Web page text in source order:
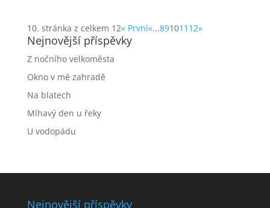
10. stránka z celkem 12« První«...891011 12»
Nejnovější příspěvky
Z nočního velkoměsta
Okno v mé zahradě
Na blatech
Mlhavý den u řeky
U vodopádu
Nejnovější příspěvky